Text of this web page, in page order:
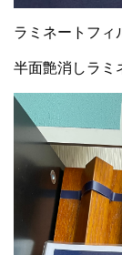
ラミネートフィ
半面艶消しラミ